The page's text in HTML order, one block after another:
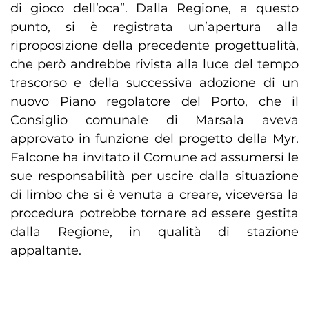
di gioco dell’oca”. Dalla Regione, a questo
punto, si è registrata un’apertura alla
riproposizione della precedente progettualità,
che però andrebbe rivista alla luce del tempo
trascorso e della successiva adozione di un
nuovo Piano regolatore del Porto, che il
Consiglio comunale di Marsala aveva
approvato in funzione del progetto della Myr.
Falcone ha invitato il Comune ad assumersi le
sue responsabilità per uscire dalla situazione
di limbo che si è venuta a creare, viceversa la
procedura potrebbe tornare ad essere gestita
dalla Regione, in qualità di stazione
appaltante.